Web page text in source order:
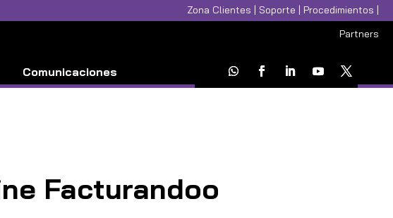
Zona Clientes | Soporte | Procedimientos |
Partners
Comunicaciones
Facturandoo